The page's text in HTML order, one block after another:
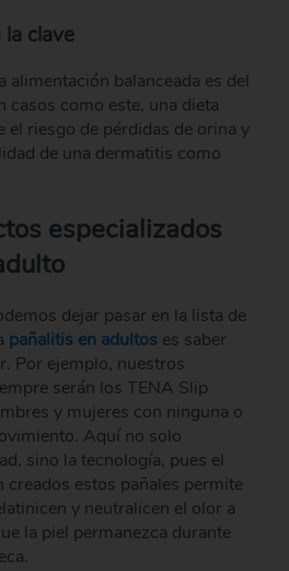
la clave
alimentación balanceada es del
casos como este, una dieta
el riesgo de pérdidas de orina y
de una dermatitis como
especializados
dejar pasar en la lista de
pañalitis en adultoses saber
Por ejemplo, nuestros
serán los TENA Slip
y mujeres con ninguna o
Aquí no solo
sino la tecnología, pues el
creados estos pañales permite
y neutralicen el olor a
la piel permanezca durante